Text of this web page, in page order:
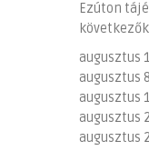
Ezúton
augusztus
augusztus
augusztus
augusztus
augusztus